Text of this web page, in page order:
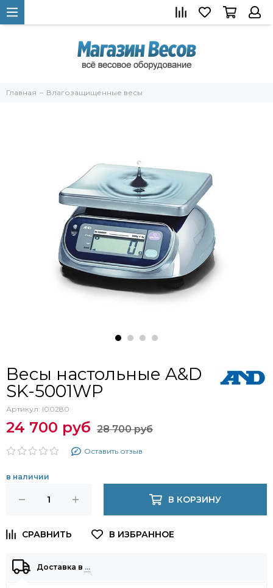
Главная Влагозащищенные весы
Весы настольные A&D
SK-5001WP
Артикул: I00280
24 700 руб 28 700 руб
Оставить отзыв
в наличии
В КОРЗИНУ
Доставка в …